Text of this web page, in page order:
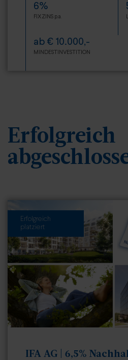
6%
FIXZINS p.a.
ab € 10.000,-
MINDESTINVESTITION
Erfolgreich
Erfolgreich
platziert
IFA AG | 6,5%